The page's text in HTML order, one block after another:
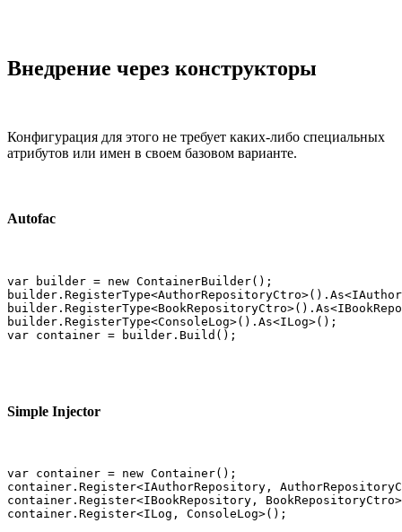
Внедрение через конструкторы
Конфигурация для этого не требует каких-либо специальных
атрибутов или имен в своем базовом варианте.
Autofac
var builder = new ContainerBuilder();
builder.RegisterType<ConsoleLog>().As<ILog>();
var container = builder.Build();
Simple Injector
var container = new Container();
container.Register<IAuthorRepository,
container.Register<IBookRepository,
container.Register<ILog, ConsoleLog>();